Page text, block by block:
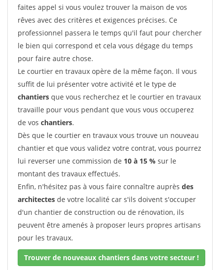
faites appel si vous voulez trouver la maison de vos
rêves avec des critères et exigences précises. Ce
professionnel passera le temps qu'il faut pour chercher
le bien qui correspond et cela vous dégage du temps
pour faire autre chose.
Le courtier en travaux opère de la même façon. Il vous
suffit de lui présenter votre activité et le type de
chantiers que vous recherchez et le courtier en travaux
travaille pour vous pendant que vous vous occuperez
de vos chantiers.
Dès que le courtier en travaux vous trouve un nouveau
chantier et que vous validez votre contrat, vous pourrez
lui reverser une commission de 10 à 15 % sur le
montant des travaux effectués.
Enfin, n'hésitez pas à vous faire connaître auprès des
architectes de votre localité car s'ils doivent s'occuper
d'un chantier de construction ou de rénovation, ils
peuvent être amenés à proposer leurs propres artisans
pour les travaux.
Trouver de nouveaux chantiers dans votre secteur !